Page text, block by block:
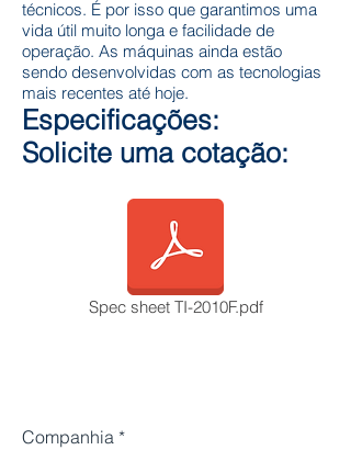
técnicos. É por isso que garantimos uma
vida útil muito longa e facilidade de
operação. As máquinas ainda estão
sendo desenvolvidas com as tecnologias
mais recentes até hoje.
Especificações:
Solicite uma cotação:
Spec sheet TI-2010F.pdf
Companhia